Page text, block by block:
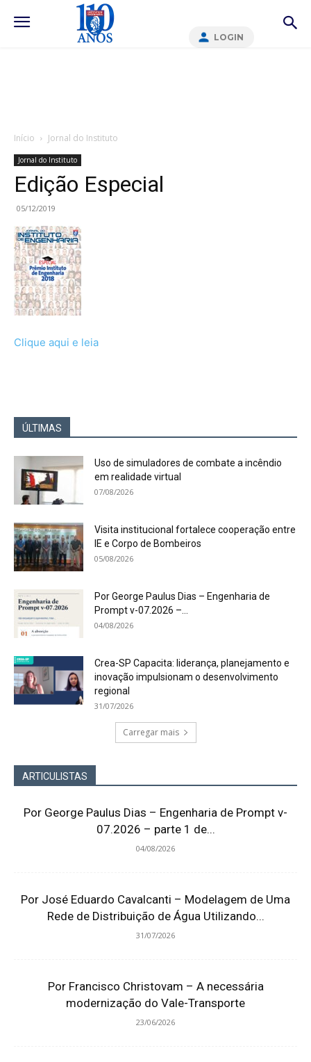
LOGIN
Início Jornal do Instituto
Jornal do Instituto
Edição Especial
05/12/2019
Clique aqui e leia
ÚLTIMAS
Uso de simuladores de combate a incêndio
em realidade virtual
07/08/2026
Visita institucional fortalece cooperação entre
IE e Corpo de Bombeiros
05/08/2026
Por George Paulus Dias – Engenharia de
Prompt v-07.2026 –...
04/08/2026
Crea-SP Capacita: liderança, planejamento e
inovação impulsionam o desenvolvimento
regional
31/07/2026
Carregar mais
ARTICULISTAS
Por George Paulus Dias – Engenharia de Prompt v-
07.2026 – parte 1 de...
04/08/2026
Por José Eduardo Cavalcanti – Modelagem de Uma
Rede de Distribuição de Água Utilizando...
31/07/2026
Por Francisco Christovam – A necessária
modernização do Vale-Transporte
23/06/2026